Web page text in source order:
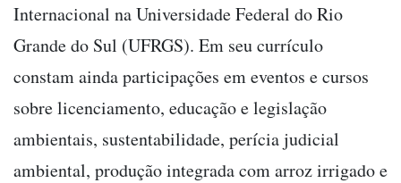
Internacional na Universidade Federal do Rio
Grande do Sul (UFRGS). Em seu currículo
constam ainda participações em eventos e cursos
sobre licenciamento, educação e legislação
ambientais, sustentabilidade, perícia judicial
ambiental, produção integrada com arroz irrigado e